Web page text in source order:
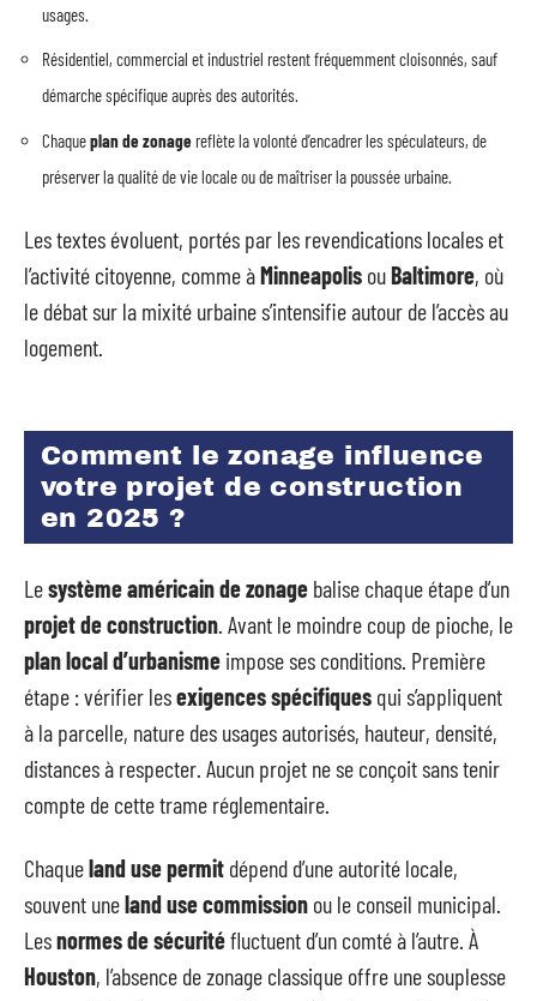
usages.
Résidentiel, commercial et industriel restent fréquemment cloisonnés, sauf
démarche spécifique auprès des autorités.
Chaqueplan de zonage reflète la volonté d’encadrer les spéculateurs, de
préserver la qualité de vie locale ou de maîtriser la poussée urbaine.
Les textes évoluent, portés par les revendications locales et
l’activité citoyenne, comme àMinneapolis ouBaltimore, où
le débat sur la mixité urbaine s’intensifie autour de l’accès au
logement.
Comment le zonage influence
votre projet de construction
en 2025 ?
Lesystème américain de zonage balise chaque étape d’un
projet de construction. Avant le moindre coup de pioche, le
plan local d’urbanisme impose ses conditions. Première
étape : vérifier lesexigences spécifiques qui s’appliquent
à la parcelle, nature des usages autorisés, hauteur, densité,
distances à respecter. Aucun projet ne se conçoit sans tenir
compte de cette trame réglementaire.
Chaqueland use permit dépend d’une autorité locale,
souvent uneland use commission ou le conseil municipal.
Lesnormes de sécuritéfluctuent d’un comté à l’autre. À
Houston, l’absence de zonage classique offre une souplesse